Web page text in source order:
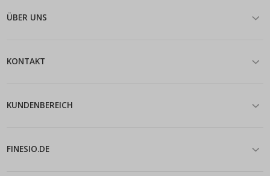
ÜBER UNS
KONTAKT
KUNDENBEREICH
FINESIO.DE